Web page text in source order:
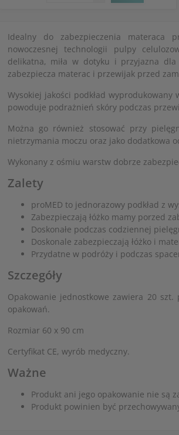
Idealny do zabezpieczenia materaca
nowoczesnej technologii pulpy
delikatna, miła w dotyku i przyjazna
zabezpiecza materac i przewijak przed
Wysokiej jakości podkład
powoduje podrażnień skóry podczas
Można go również stosować przy
nietrzymania moczu oraz jako dodatkowa
Wykonany z ośmiu warstw dobrze
Zalety
proMED to jednorazowy podkład z
Zabezpieczają łóżko mamy porzed
Doskonałe podczas codziennej
Doskonale zabezpieczają łóżko i
Przydatne w podróży i podczas
Szczegóły
Opakowanie jednostkowe zawiera 20 szt.
opakowań.
Rozmiar 60 x 90 cm
Certyfikat CE, wyrób medyczny.
Ważne
Produkt ani jego opakowanie nie są
Produkt powinien być